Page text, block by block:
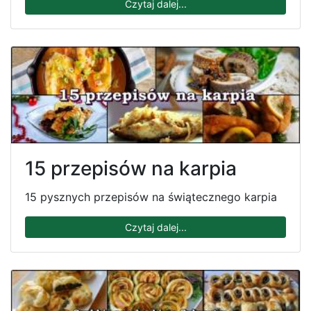
Czytaj dalej...
15 przepisów na karpia
15 pysznych przepisów na świątecznego karpia
Czytaj dalej...